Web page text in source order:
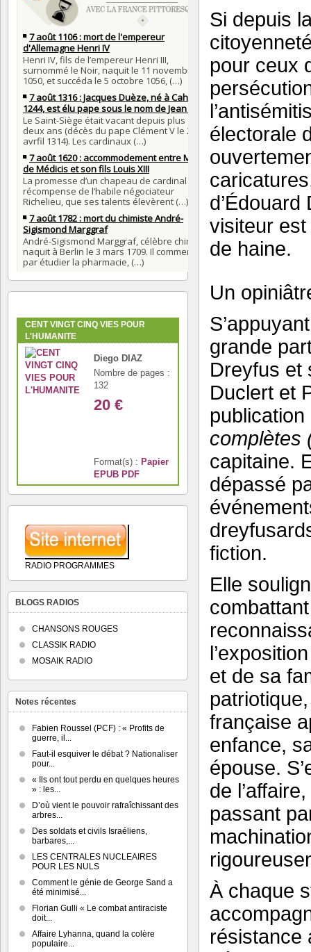
CENT VINGT CINQ VIES POUR
L'HUMANITE
Diego DIAZ
Nombre de pages :
132
20 €
Format(s) : Papier
EPUB PDF
RADIO PROGRAMMES
BLOGS RADIOS
CHANSONS ROUGES
CLASSIK RADIO
MOSAIK RADIO
Notes récentes
Fabien Roussel (PCF) : « Profits de
guerre, il...
Faut-il esquiver le débat ? Nationaliser
pour...
« Ils ont tout perdu en quelques heures
» : les...
D’où vient le pouvoir rafraîchissant des
arbres...
Des soldats et civils Israéliens,
barbares,...
LES CENTRALES NUCLEAIRES
POUR LES NULS
Comment le génie de George Sand a
été minimisé...
Florian Gulli « Le combat antiraciste
doit...
Affaire Lyhanna, quand la colère
populaire...
Si depuis
pour ceux
électorale
visiteur
de haine.
Un
grande
Dreyfus et
Duclert et
publication
complètes
capitaine.
dépassé
fiction.
Elle
et de sa
française
enfance,
épouse.
de
passant
À chaque
résistance